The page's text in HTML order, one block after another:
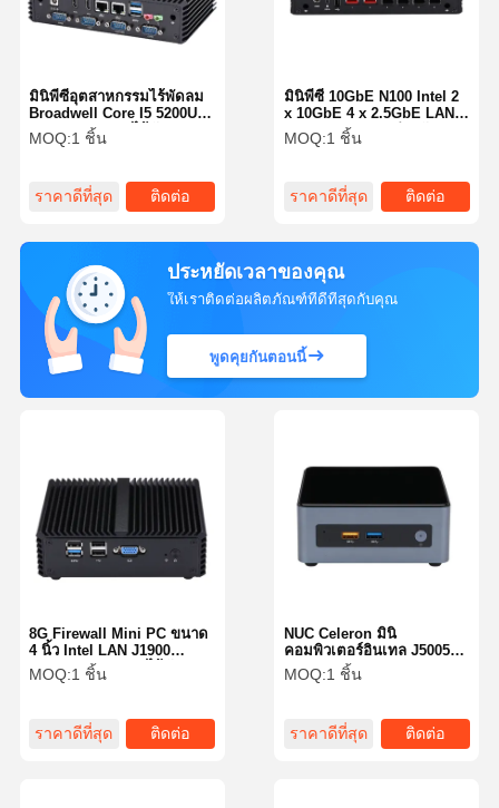
มินิพีซีอุตสาหกรรมไร้พัดลม
Broadwell Core I5 5200U 2
LAN Media PC ไร้พัดลม
MOQ:1 ชิ้น
ราคาดีที่สุด ติดต่อ
มินิพีซี 10GbE N100 Intel 2
x 10GbE 4 x 2.5GbE LAN
Firewall Router สำหรับ
ธุรกิจ
MOQ:1 ชิ้น
ราคาดีที่สุด ติดต่อ
ประหยัดเวลาของคุณ
ให้เราติดต่อผลิตภัณฑ์ที่ดีที่สุดกับคุณ
พูดคุยกันตอนนี้
NUC Celeron มินิ
คอมพิวเตอร์อินเทล J5005
Quad Core Dual HDMI 4K
4x USB 30
MOQ:1 ชิ้น
ราคาดีที่สุด ติดต่อ
8G Firewall Mini PC ขนาด
4 นิ้ว Intel LAN J1900
Pfsense Box แบบไร้พัดลม
Pfsense Mini Pc
MOQ:1 ชิ้น
ราคาดีที่สุด ติดต่อ